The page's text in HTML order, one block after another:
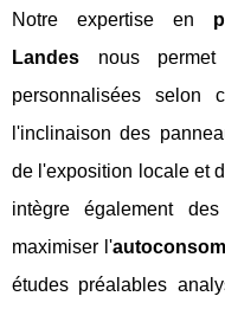
Notre expertise en
Landes nous permet
personnalisées selon
l'inclinaison des
de l'exposition locale et
intègre également
maximiser l'
études préalables